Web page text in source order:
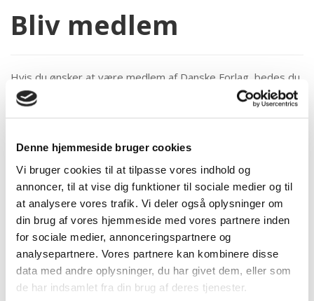
Denne hjemmeside bruger cookies
Vi bruger cookies til at tilpasse vores indhold og
annoncer, til at vise dig funktioner til sociale medier og til
at analysere vores trafik. Vi deler også oplysninger om
din brug af vores hjemmeside med vores partnere inden
for sociale medier, annonceringspartnere og
analysepartnere. Vores partnere kan kombinere disse
data med andre oplysninger, du har givet dem, eller som
de har indsamlet fra din brug af deres tjenester.
Bliv medlem
Hvis du ønsker at være medlem af Danske Forlag, bedes du
udfylde denne
tilinfo@danskeforlag.dk
. Du er naturligvis meget velkommen
Hvad koster det?
Rabat for nye medlemmer: 50 % rabat på
forlagskontingentet i år 1 og 25 % rabat i år 2.
Beregning af kontingent
Kontingentet består af et forlagskontingent og minimum ét
personligt medlemskab per forlag.
Forlagskontingentetopgøres ud fra medlemmets